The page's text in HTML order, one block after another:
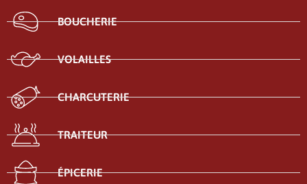
BOUCHERIE
VOLAILLES
CHARCUTERIE
TRAITEUR
ÉPICERIE